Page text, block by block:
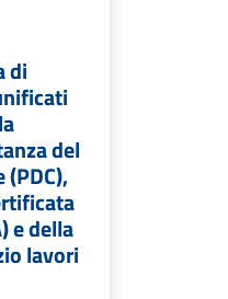
di
del
e della
lavori